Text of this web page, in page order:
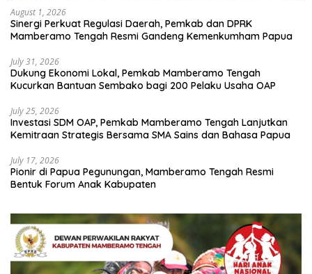
August 1, 2026
Sinergi Perkuat Regulasi Daerah, Pemkab dan DPRK
Mamberamo Tengah Resmi Gandeng Kemenkumham Papua
July 31, 2026
Dukung Ekonomi Lokal, Pemkab Mamberamo Tengah
Kucurkan Bantuan Sembako bagi 200 Pelaku Usaha OAP
July 25, 2026
Investasi SDM OAP, Pemkab Mamberamo Tengah Lanjutkan
Kemitraan Strategis Bersama SMA Sains dan Bahasa Papua
July 17, 2026
Pionir di Papua Pegunungan, Mamberamo Tengah Resmi
Bentuk Forum Anak Kabupaten